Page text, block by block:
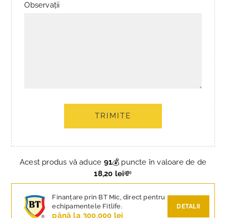
Observații
TRIMITE
Acest produs vă aduce 91💰 puncte în valoare de de
18,20 lei💸
Finanțare prin BT Mic, direct pentru
echipamentele Fitlife.
până la 300.000 lei
DETALII